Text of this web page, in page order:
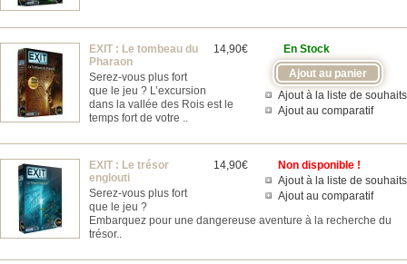
En Stock
Ajout à la liste de souhaits
Ajout au comparatif
14,90€
EXIT : Le tombeau du
Pharaon
Serez-vous plus fort
que le jeu ? L’excursion
dans la vallée des Rois est le
temps fort de votre ..
Non disponible !
Ajout à la liste de souhaits
Ajout au comparatif
14,90€
EXIT : Le trésor
englouti
Serez-vous plus fort
que le jeu ?
Embarquez pour une dangereuse aventure à la recherche du
trésor..